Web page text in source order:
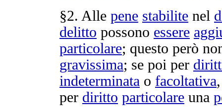
§2. Alle pene stabilite nel
delitto possono essere
particolare; questo però
gravissima; se poi per
indeterminata o facoltativa
per diritto particolare una